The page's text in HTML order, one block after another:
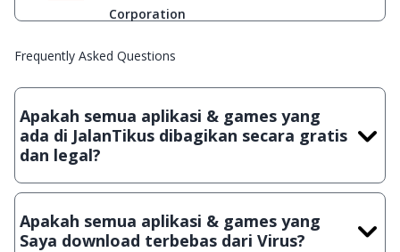
Corporation
Frequently Asked Questions
Apakah semua aplikasi & games yang
ada di JalanTikus dibagikan secara gratis
dan legal?
Ya, JalanTikus hanya membagikan aplikasi & games yang
crack, patch atau semacamnya.
Apakah semua aplikasi & games yang
Saya download terbebas dari Virus?